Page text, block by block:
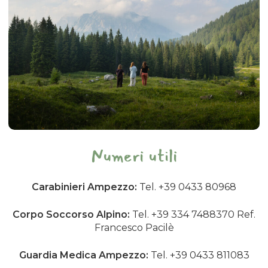
10 metri – originatesi dall’erosione nella
paleofrana del Monte di Rivo.
Meritano una visita la Chiesa parrocchiale dalla
singolare forma ottagonale (nella frazione di
Piano d’Arta), la duecentesca chiesetta di San
Nicolò degli Alzeri e quella di Santo Spirito a
Chiusini, con affreschi del XV secolo.
Numeri utili
Carabinieri Ampezzo: Tel. +39 0433 80968
Corpo Soccorso Alpino: Tel. +39 334 7488370 Ref.
Francesco Pacilè
Guardia Medica Ampezzo: Tel. +39 0433 811083